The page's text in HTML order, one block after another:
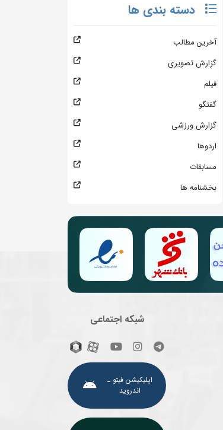
دسته بندی ها
آخرین مطالب
گزارش تصویری
فیلم
گفتگو
گزارش ورزشی
اردوها
مسابقات
بخشنامه ها
شبکه اجتماعی
اپلیکیشن فیتو ـ
اندروید